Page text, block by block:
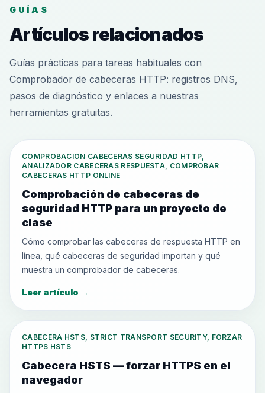
GUÍAS
Artículos relacionados
Guías prácticas para tareas habituales con
Comprobador de cabeceras HTTP: registros DNS,
pasos de diagnóstico y enlaces a nuestras
herramientas gratuitas.
COMPROBACION CABECERAS SEGURIDAD HTTP,
ANALIZADOR CABECERAS RESPUESTA, COMPROBAR
CABECERAS HTTP ONLINE
Comprobación de cabeceras de
seguridad HTTP para un proyecto de
clase
Cómo comprobar las cabeceras de respuesta HTTP en
línea, qué cabeceras de seguridad importan y qué
muestra un comprobador de cabeceras.
Leer artículo →
CABECERA HSTS, STRICT TRANSPORT SECURITY, FORZAR
HTTPS HSTS
Cabecera HSTS — forzar HTTPS en el
navegador